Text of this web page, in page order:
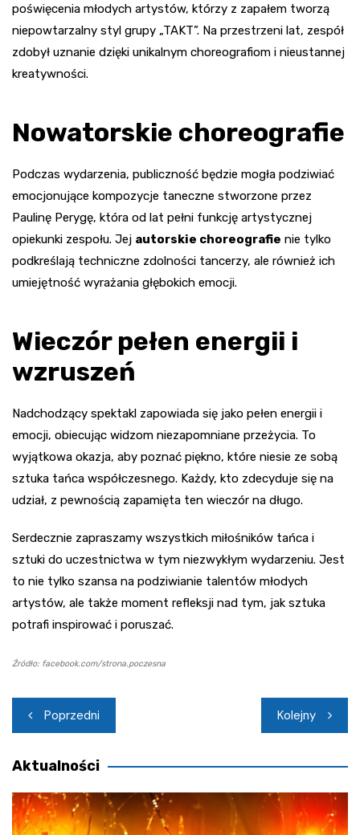
poświęcenia młodych artystów, którzy z zapałem tworzą
niepowtarzalny styl grupy „TAKT”. Na przestrzeni lat, zespół
zdobył uznanie dzięki unikalnym choreografiom i nieustannej
kreatywności.
Nowatorskie choreografie
Podczas wydarzenia, publiczność będzie mogła podziwiać
emocjonujące kompozycje taneczne stworzone przez
Paulinę Perygę, która od lat pełni funkcję artystycznej
opiekunki zespołu. Jej autorskie choreografie nie tylko
podkreślają techniczne zdolności tancerzy, ale również ich
umiejętność wyrażania głębokich emocji.
Wieczór pełen energii i
wzruszeń
Nadchodzący spektakl zapowiada się jako pełen energii i
emocji, obiecując widzom niezapomniane przeżycia. To
wyjątkowa okazja, aby poznać piękno, które niesie ze sobą
sztuka tańca współczesnego. Każdy, kto zdecyduje się na
udział, z pewnością zapamięta ten wieczór na długo.
Serdecznie zapraszamy wszystkich miłośników tańca i
sztuki do uczestnictwa w tym niezwykłym wydarzeniu. Jest
to nie tylko szansa na podziwianie talentów młodych
artystów, ale także moment refleksji nad tym, jak sztuka
potrafi inspirować i poruszać.
Źródło: facebook.com/strona.poczesna
Nawigacja
wpisu
Poprzedni Kolejny
Aktualności